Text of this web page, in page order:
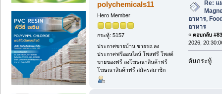
polychemicals11
Hero Member
กระทู้: 5157
ประกาศขายบ้าน ขายรถ.ลง
ประกาศฟรีออนไลน์ โพสฟรี โพสต์
ขายของฟรี ลงโฆษณาสินค้าฟรี
โฆษณาสินค้าฟรี สมัครสมาชิก
Re: แ
อาหาร,
อาหาร
« ตอบกลับ
2026,
ดันกระทู้